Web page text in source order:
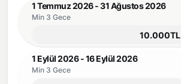
1 Temmuz 2026 - 31 Ağustos 2026
Min 3 Gece
10.000TL
1 Eylül 2026 - 16 Eylül 2026
Min 3 Gece